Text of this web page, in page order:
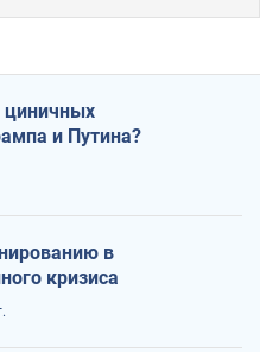
циничных
и Путина?
в
кризиса